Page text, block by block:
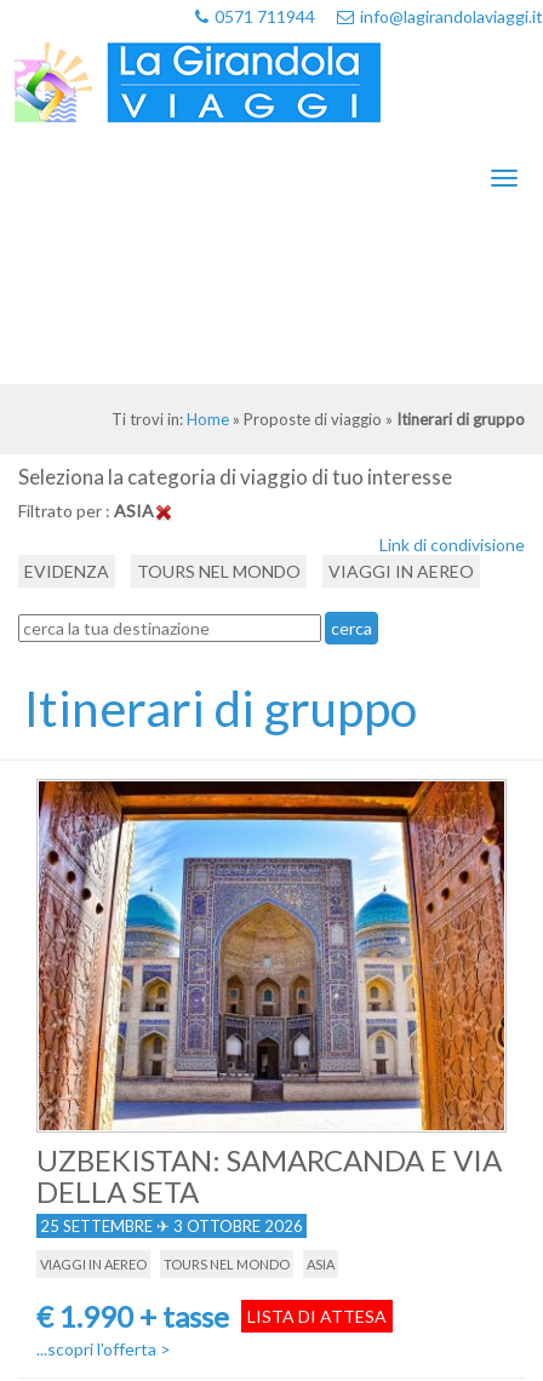
0571 711944 info@lagirandolaviaggi.it
Ti trovi in:Home » Proposte di viaggio » Itinerari di gruppo
Seleziona la categoria di viaggio di tuo interesse
Filtrato per : ASIA
Link di condivisione
EVIDENZA
TOURS NEL MONDO VIAGGI IN AEREO
Itinerari di gruppo
UZBEKISTAN: SAMARCANDA E VIA
DELLA SETA
25 SETTEMBRE ✈ 3 OTTOBRE 2026
VIAGGI IN AEREO TOURS NEL MONDO ASIA
€ 1.990 + tasse
LISTA DI ATTESA
...scopri l'offerta >